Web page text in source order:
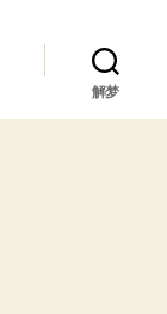
解梦